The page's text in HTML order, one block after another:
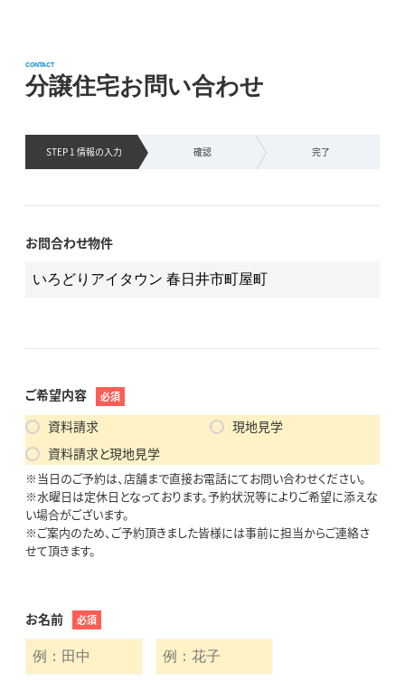
分譲住宅お問い合わせ
CONTACT
STEP 1 情報の入力 確認 完了
お問合わせ物件
ご希望内容 必須
資料請求
現地見学
資料請求と現地見学
※当日のご予約は、店舗まで直接お電話にてお問い合わせください。
※水曜日は定休日となっております。予約状況等によりご希望に添えな
い場合がございます。
※ご案内のため、ご予約頂きました皆様には事前に担当からご連絡さ
せて頂きます。
お名前 必須